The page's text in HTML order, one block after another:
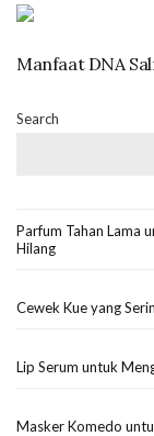
Manfaat DNA
Search
Parfum Tahan Lama
Hilang
Cewek Kue yang
Lip Serum untuk
Masker Komedo